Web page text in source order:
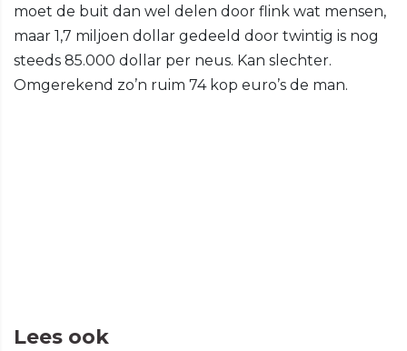
moet de buit dan wel delen door flink wat mensen,
maar 1,7 miljoen dollar gedeeld door twintig is nog
steeds 85.000 dollar per neus. Kan slechter.
Omgerekend zo’n ruim 74 kop euro’s de man.
Lees ook